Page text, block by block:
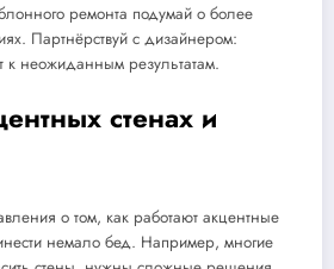
ремонта подумай о более
Партнёрствуй с дизайнером:
к неожиданным результатам.
стенах и
о том, как работают акцентные
немало бед. Например, многие